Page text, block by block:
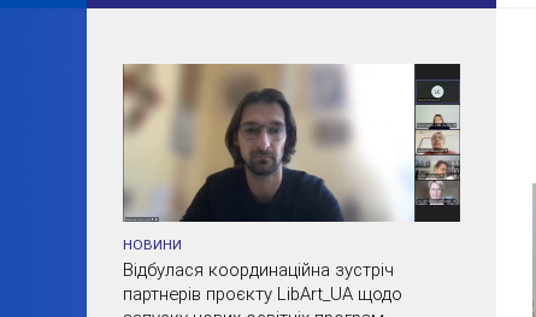
НОВИНИ
Відбулася координаційна зустріч
партнерів проєкту LibArt_UA щодо